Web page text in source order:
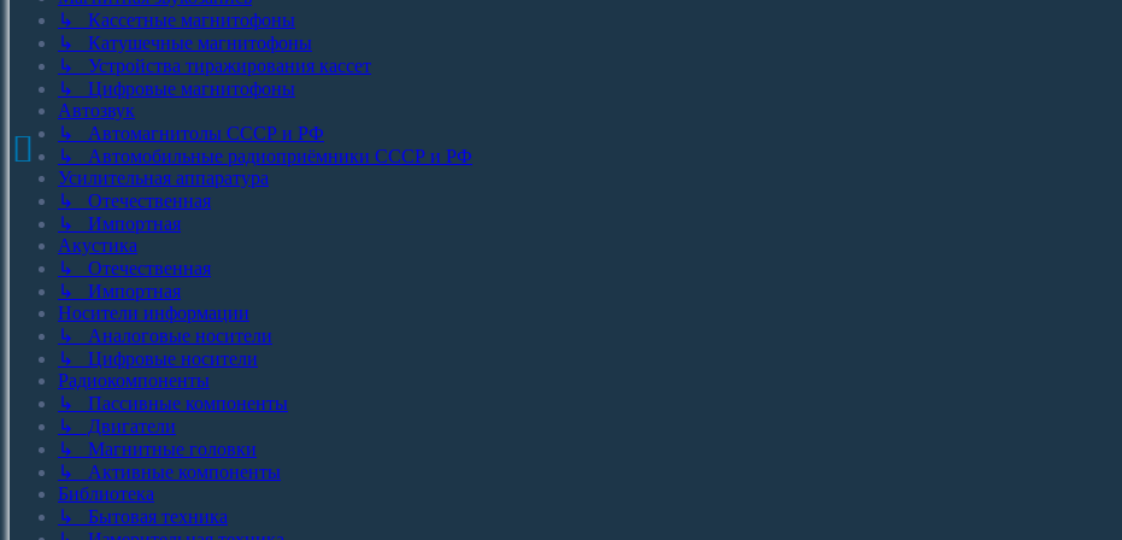
↳ Кассетные магнитофоны
↳ Катушечные магнитофоны
↳ Устройства тиражирования кассет
↳ Цифровые магнитофоны
Автозвук
↳ Автомагнитолы СССР и РФ
↳ Автомобильные радиоприёмники СССР и РФ
Усилительная аппаратура
↳ Отечественная
↳ Импортная
Акустика
↳ Отечественная
↳ Импортная
Носители информации
↳ Аналоговые носители
↳ Цифровые носители
Радиокомпоненты
↳ Пассивные компоненты
↳ Двигатели
↳ Магнитные головки
↳ Активные компоненты
Библиотека
↳ Бытовая техника